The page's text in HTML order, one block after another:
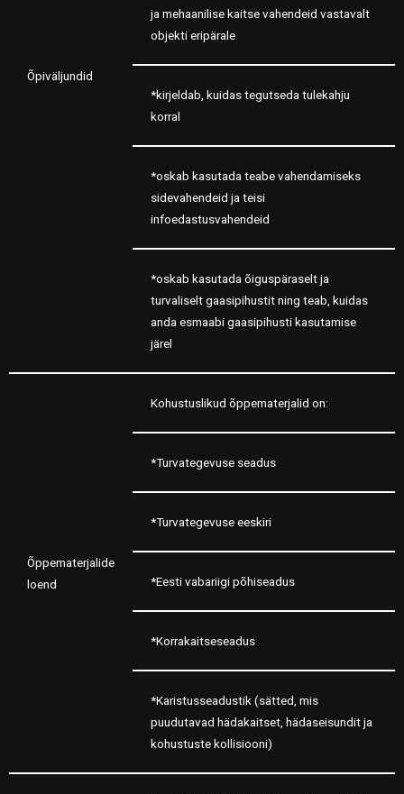
Õpiväljundid
ja mehaanilise kaitse vahendeid vastavalt
objekti eripärale
*kirjeldab, kuidas tegutseda tulekahju
korral
*oskab kasutada teabe vahendamiseks
sidevahendeid ja teisi
infoedastusvahendeid
*oskab kasutada õiguspäraselt ja
turvaliselt gaasipihustit ning teab, kuidas
anda esmaabi gaasipihusti kasutamise
järel
Õppematerjalide
loend
Kohustuslikud õppematerjalid on:
*Turvategevuse seadus
*Turvategevuse eeskiri
*Eesti vabariigi põhiseadus
*Korrakaitseseadus
*Karistusseadustik (sätted, mis
puudutavad hädakaitset, hädaseisundit ja
kohustuste kollisiooni)